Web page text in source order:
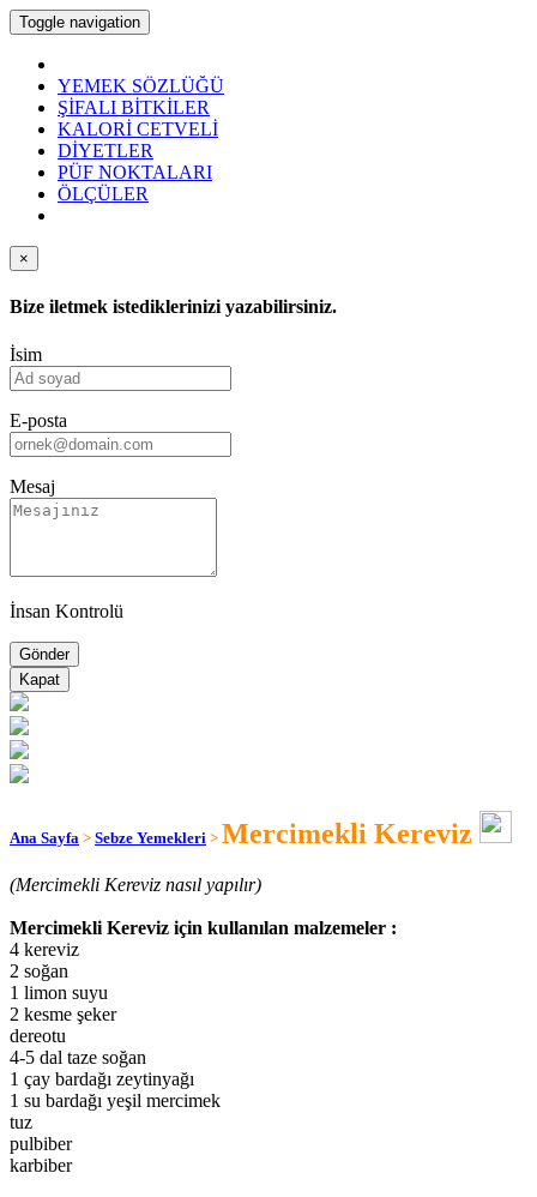
Toggle navigation
YEMEK SÖZLÜĞÜ
ŞİFALI BİTKİLER
KALORİ CETVELİ
DİYETLER
PÜF NOKTALARI
ÖLÇÜLER
×
Bize iletmek istediklerinizi yazabilirsiniz.
İsim
E-posta
Mesaj
İnsan Kontrolü
Kapat
Ana Sayfa > Sebze Yemekleri > Mercimekli Kereviz
(Mercimekli Kereviz nasıl yapılır)
Mercimekli Kereviz için kullanılan malzemeler :
4 kereviz
2 soğan
1 limon suyu
2 kesme şeker
dereotu
4-5 dal taze soğan
1 çay bardağı zeytinyağı
1 su bardağı yeşil mercimek
tuz
pulbiber
karbiber